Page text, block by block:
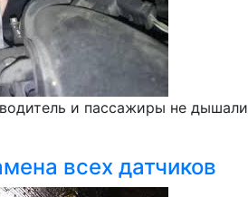
и пассажиры не дышали
всех датчиков